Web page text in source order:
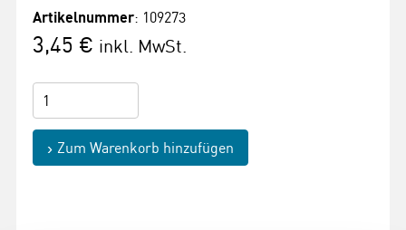
Artikelnummer: 109273
3,45 € inkl. MwSt.
Zum Warenkorb hinzufügen